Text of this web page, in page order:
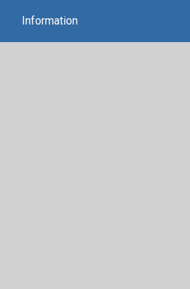
Information